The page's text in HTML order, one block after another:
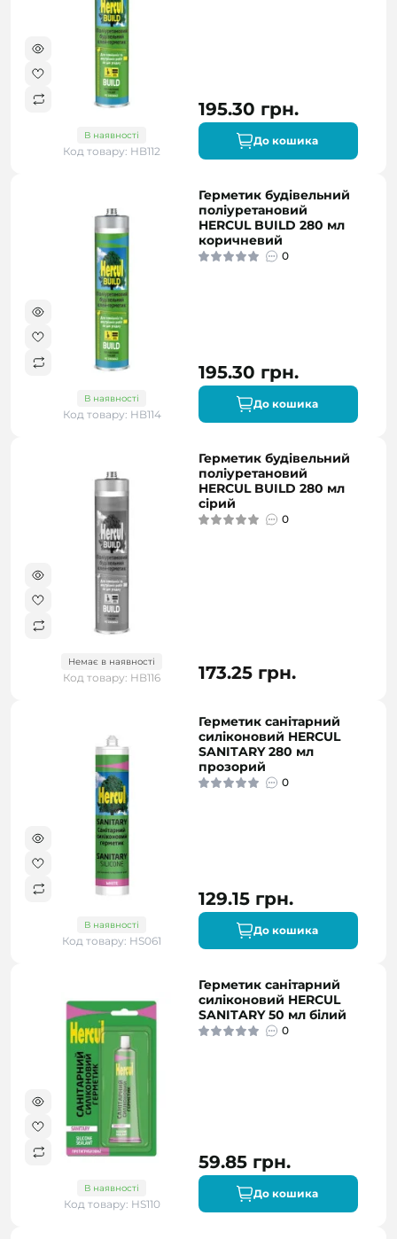
В наявності
Код товару: HB112
195.30 грн.
До кошика
В наявності
Код товару: HB114
Герметик будівельний
поліуретановий
HERCUL BUILD 280 мл
коричневий
0
195.30 грн.
До кошика
Немає в наявності
Код товару: HB116
Герметик будівельний
поліуретановий
HERCUL BUILD 280 мл
сірий
0
173.25 грн.
В наявності
Код товару: HS061
Герметик санітарний
силіконовий HERCUL
SANITARY 280 мл
прозорий
0
129.15 грн.
До кошика
В наявності
Код товару: HS110
Герметик санітарний
силіконовий HERCUL
SANITARY 50 мл білий
0
59.85 грн.
До кошика